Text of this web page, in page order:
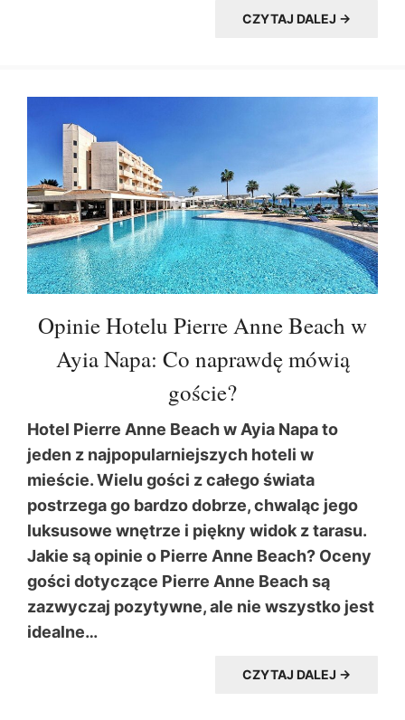
CZYTAJ DALEJ →
Opinie Hotelu Pierre Anne Beach w
Ayia Napa: Co naprawdę mówią
goście?
Hotel Pierre Anne Beach w Ayia Napa to
jeden z najpopularniejszych hoteli w
mieście. Wielu gości z całego świata
postrzega go bardzo dobrze, chwaląc jego
luksusowe wnętrze i piękny widok z tarasu.
Jakie są opinie o Pierre Anne Beach? Oceny
gości dotyczące Pierre Anne Beach są
zazwyczaj pozytywne, ale nie wszystko jest
idealne…
CZYTAJ DALEJ →